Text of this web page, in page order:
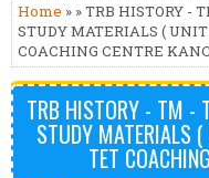
Home » » TRB HISTORY -
STUDY MATERIALS (
COACHING CENTRE
TRB HISTORY - TM -
STUDY MATERIALS
TET